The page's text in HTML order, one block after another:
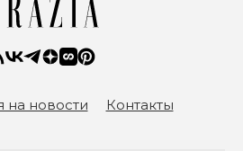
на новости Контакты